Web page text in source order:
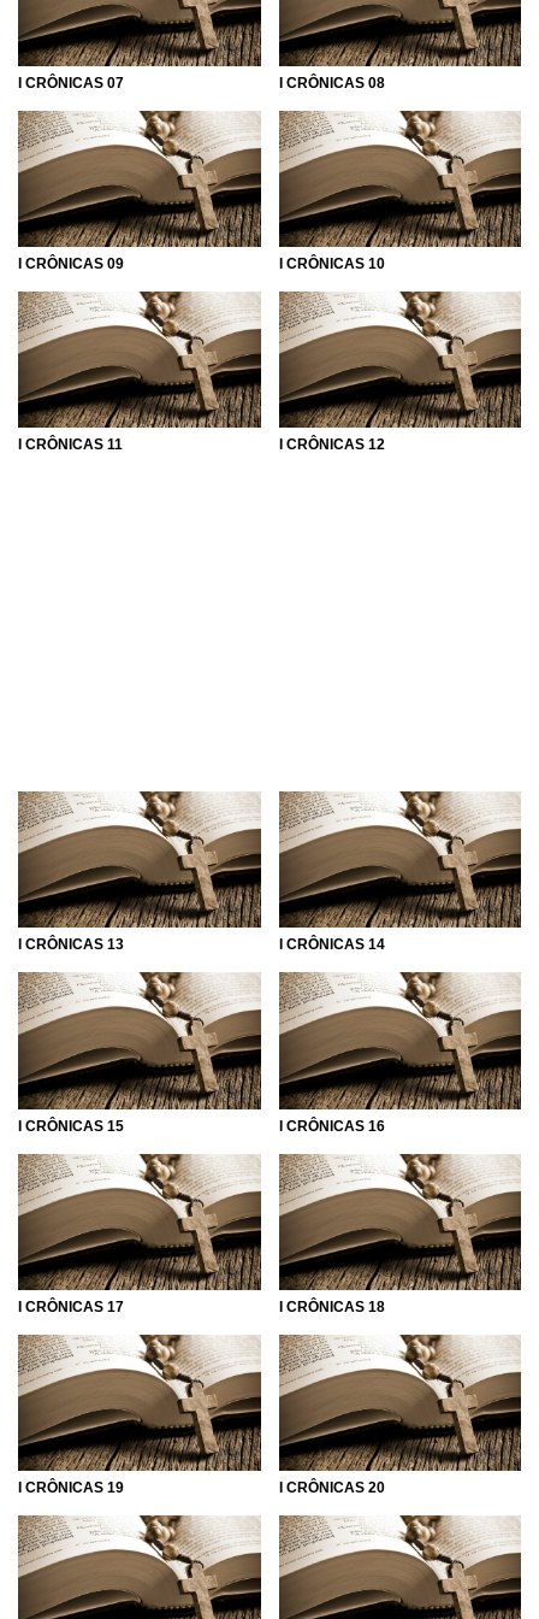
entendimento sejam facilitados. Ainda, caso você ache
alguma passagem interessante, você poderá facilmente
compartilhar com seus conhecidos pela plataforma digital
Whatsapp ou até mesmo compartilhar em seu Facebook.
Faça uma boa leitura! Esperamos que essas escrituras
inspirem você de uma maneira positiva.
I CRÔNICAS 07 I CRÔNICAS 08
I CRÔNICAS 09 I CRÔNICAS 10
I CRÔNICAS 11 I CRÔNICAS 12
I CRÔNICAS 13 I CRÔNICAS 14
I CRÔNICAS 15 I CRÔNICAS 16
I CRÔNICAS 17 I CRÔNICAS 18
I CRÔNICAS 19 I CRÔNICAS 20